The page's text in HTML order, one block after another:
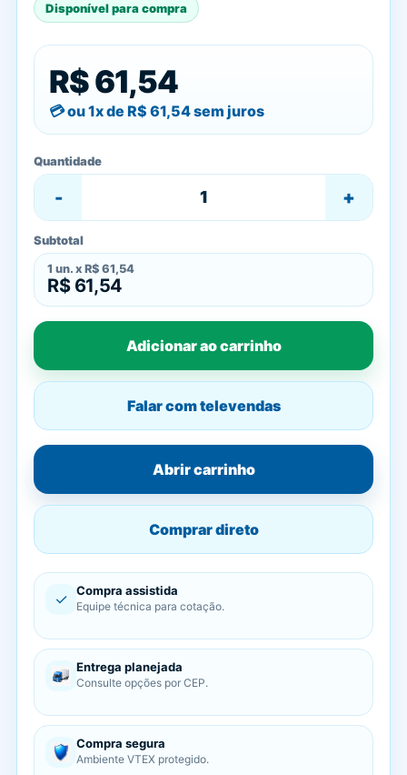
Disponível para compra
R$ 61,54
ou 1x de R$ 61,54sem juros
Quantidade
- +
Subtotal
1 un. x R$ 61,54
R$ 61,54
Adicionar ao carrinho
Falar com televendas
Abrir carrinho
Comprar direto
✓ Compra assistida
Equipe técnica para cotação.
Entrega planejada
Consulte opções por CEP.
Compra segura
Ambiente VTEX protegido.